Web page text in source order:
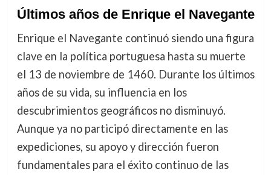
Últimos años de Enrique el Navegante
Enrique el Navegante continuó siendo una figura
clave en la política portuguesa hasta su muerte
el 13 de noviembre de 1460. Durante los últimos
años de su vida, su influencia en los
descubrimientos geográficos no disminuyó.
Aunque ya no participó directamente en las
expediciones, su apoyo y dirección fueron
fundamentales para el éxito continuo de las